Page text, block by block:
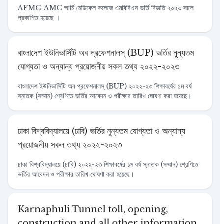
AFMC-AMC আর্মি মেডিকেল কলেজে এমবিবিএস ভর্তি বিজ্ঞতি ২০২৩ সালে
প্রকাশিত হয়েছে ।
বাংলাদেশ ইউনিভার্সিটি অব প্রফেশনালস্ (BUP) ভর্তির নুন্যতম
যোগ্যতা ও অন্যান্য প্রয়োজনীয় সকল তথ্য ২০২২-২০২৩
বাংলাদেশ ইউনিভার্সিটি অব প্রফেশনালস্ (BUP) ২০২২-২৩ শিক্ষাবর্ষের ১ম বর্ষ
স্নাতক (সম্মান) শ্রেণিতে ভর্তির আবেদন ও পরীক্ষার তারিখ ঘোষণা করা হয়েছে।
ঢাকা বিশ্ববিদ্যালয়ে (ঢাবি) ভর্তির নুন্যতম যোগ্যতা ও অন্যান্য
প্রয়োজনীয় সকল তথ্য ২০২২-২০২৩
ঢাকা বিশ্ববিদ্যালয়ে (ঢাবি) ২০২২-২৩ শিক্ষাবর্ষের ১ম বর্ষ স্নাতক (সম্মান) শ্রেণিতে
ভর্তির আবেদন ও পরীক্ষার তারিখ ঘোষণা করা হয়েছে।
Karnaphuli Tunnel toll, opening,